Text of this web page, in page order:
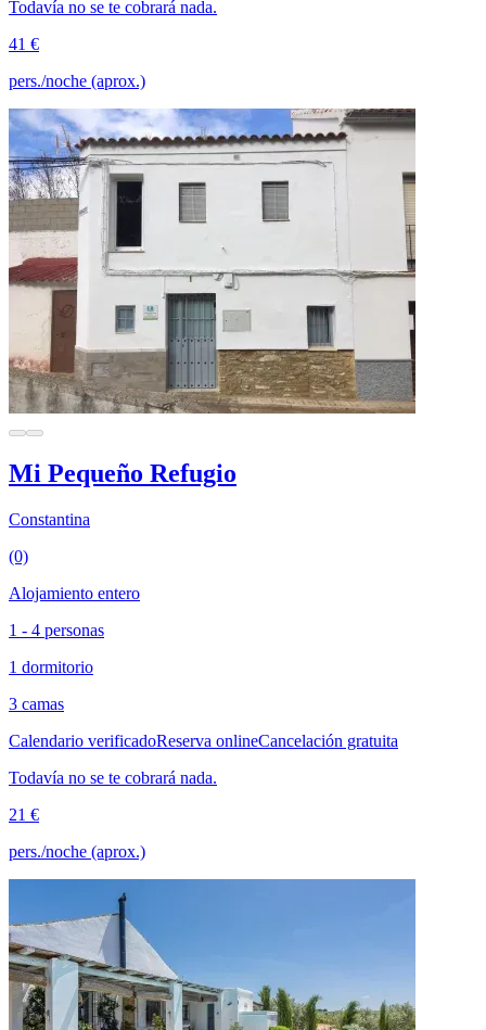
Todavía no se te cobrará nada.
41 €
pers./noche (aprox.)
Mi Pequeño Refugio
Constantina
(0)
Alojamiento entero
1 - 4 personas
1 dormitorio
3 camas
Calendario verificadoReserva onlineCancelación gratuita
Todavía no se te cobrará nada.
21 €
pers./noche (aprox.)